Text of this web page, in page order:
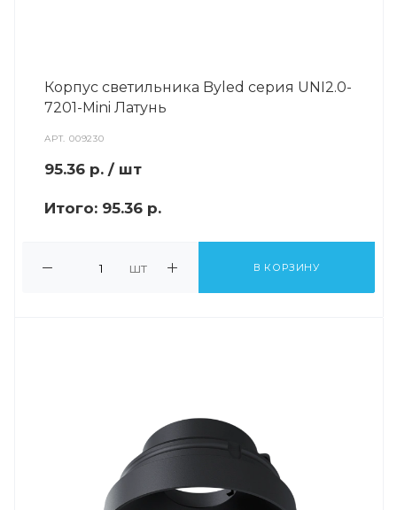
Корпус светильника Byled серия UNI2.0-
7201-Mini Латунь
АРТ.009230
95.36 р. / шт
Итого: 95.36 р.
шт В КОРЗИНУ